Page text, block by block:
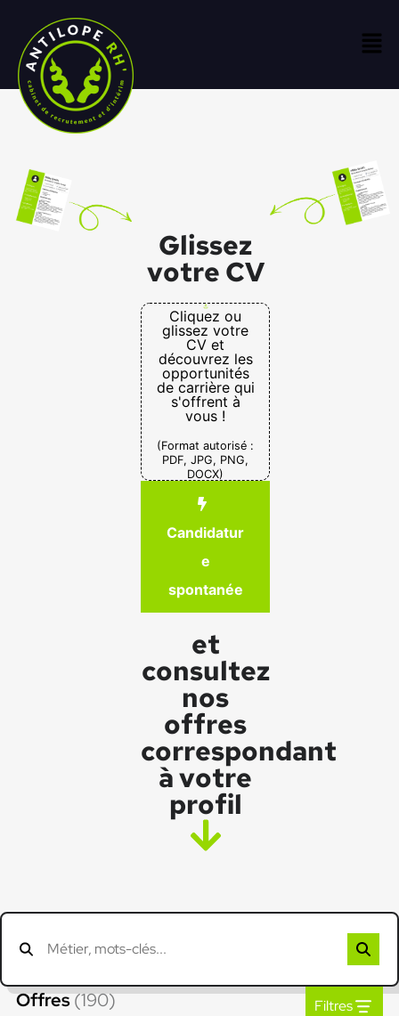
Glissez
votre CV
Cliquez ou
glissez votre
CV et
découvrez les
opportunités
de carrière qui
s'offrent à
vous !
(Format autorisé :
PDF, JPG, PNG,
DOCX)
Candidatur
e
spontanée
et
consultez
nos
offres
correspondant
à votre
profil
Offres(190) Filtres